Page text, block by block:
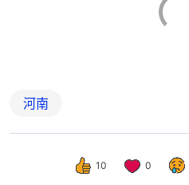
河南
10 0